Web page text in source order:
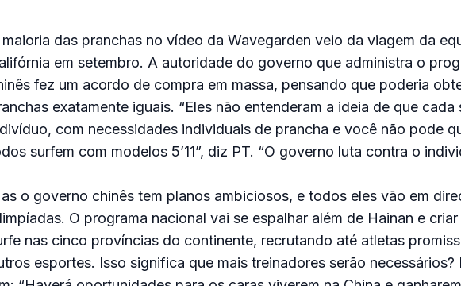
das pranchas no vídeo da Wavegarden veio da viagem da
em setembro. A autoridade do governo que administra o
fez um acordo de compra em massa, pensando que poderia
exatamente iguais. “Eles não entenderam a ideia de que cada
com necessidades individuais de prancha e você não pode
surfem com modelos 5’11”, diz PT. “O governo luta contra o
o governo chinês tem planos ambiciosos, e todos eles vão em
O programa nacional vai se espalhar além de Hainan e
nas cinco províncias do continente, recrutando até atletas
esportes. Isso significa que mais treinadores serão necessários?